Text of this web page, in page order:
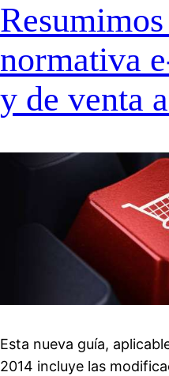
normativa
y de venta
Esta nueva guía,
2014 incluye las